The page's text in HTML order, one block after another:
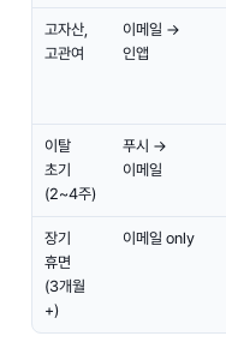
고자산,
고관여
이메일 →
인앱
이탈
초기
(2~4주)
푸시 →
이메일
장기
휴면
(3개월
+)
이메일 only